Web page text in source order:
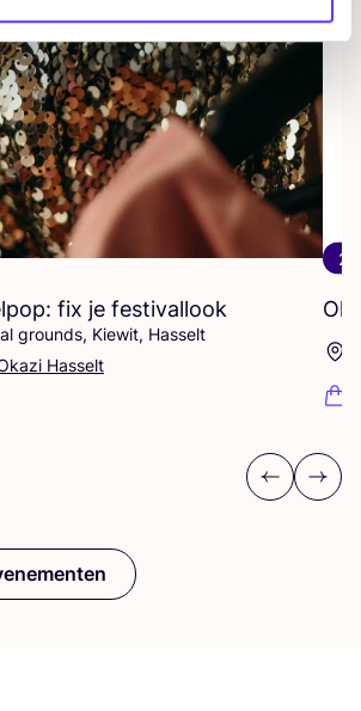
fix je festivallook
grounds, Kiewit, Hasselt
Hasselt
Previous
Next